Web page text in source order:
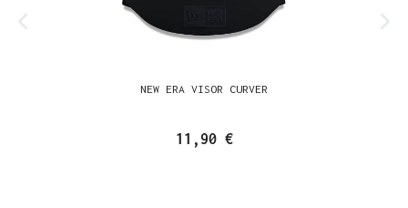
NEW ERA VISOR CURVER
11,90 €